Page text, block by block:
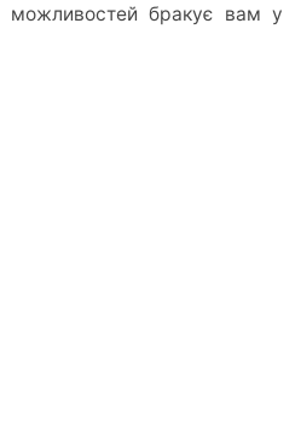
можливостей бракує вам у